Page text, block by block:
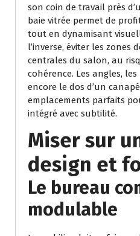
son coin de travail près
baie vitrée permet de
tout en dynamisant
l’inverse, éviter les zones
centrales du salon, au
cohérence. Les angles,
encore le dos d’un
emplacements parfaits
intégré avec subtilité.
Miser sur
design et
Le bureau
modulable